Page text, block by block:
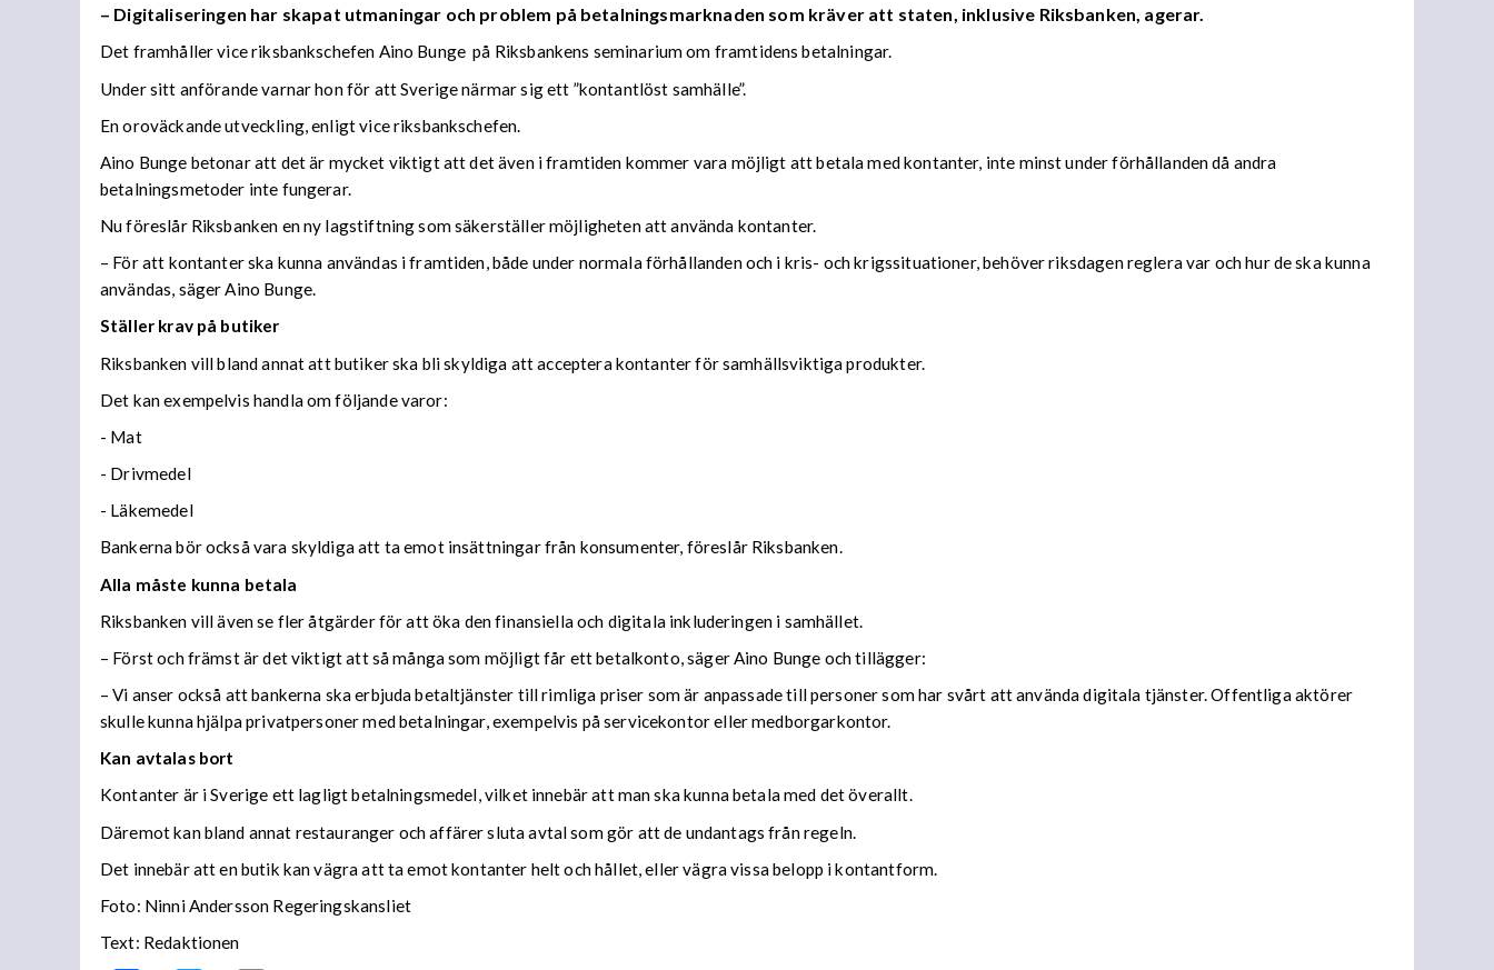
– Digitaliseringen har skapat utmaningar och problem på betalningsmarknaden som kräver att staten, inklusive Riksbanken, agerar.
Det framhåller vice riksbankschefen Aino Bunge på Riksbankens seminarium om framtidens betalningar.
Under sitt anförande varnar hon för att Sverige närmar sig ett ”kontantlöst samhälle”.
En oroväckande utveckling, enligt vice riksbankschefen.
Aino Bunge betonar att det är mycket viktigt att det även i framtiden kommer vara möjligt att betala med kontanter, inte minst under förhållanden då andra
betalningsmetoder inte fungerar.
Nu föreslår Riksbanken en ny lagstiftning som säkerställer möjligheten att använda kontanter.
– För att kontanter ska kunna användas i framtiden, både under normala förhållanden och i kris- och krigssituationer, behöver riksdagen reglera var och hur de ska kunna
användas, säger Aino Bunge.
Ställer krav på butiker
Riksbanken vill bland annat att butiker ska bli skyldiga att acceptera kontanter för samhällsviktiga produkter.
Det kan exempelvis handla om följande varor:
- Mat
- Drivmedel
- Läkemedel
Bankerna bör också vara skyldiga att ta emot insättningar från konsumenter, föreslår Riksbanken.
Alla måste kunna betala
Riksbanken vill även se fler åtgärder för att öka den finansiella och digitala inkluderingen i samhället.
– Först och främst är det viktigt att så många som möjligt får ett betalkonto, säger Aino Bunge och tillägger:
– Vi anser också att bankerna ska erbjuda betaltjänster till rimliga priser som är anpassade till personer som har svårt att använda digitala tjänster. Offentliga aktörer
skulle kunna hjälpa privatpersoner med betalningar, exempelvis på servicekontor eller medborgarkontor.
Kan avtalas bort
Kontanter är i Sverige ett lagligt betalningsmedel, vilket innebär att man ska kunna betala med det överallt.
Däremot kan bland annat restauranger och affärer sluta avtal som gör att de undantags från regeln.
Det innebär att en butik kan vägra att ta emot kontanter helt och hållet, eller vägra vissa belopp i kontantform.
Foto: Ninni Andersson Regeringskansliet
Text: Redaktionen